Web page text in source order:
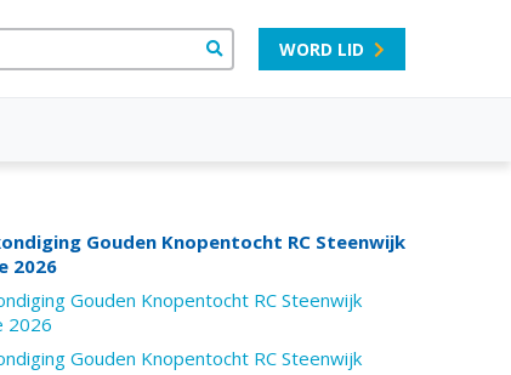
WORD LID
Gouden Knopentocht RC Steenwijk
2026
Gouden Knopentocht RC Steenwijk
2026
Gouden Knopentocht RC Steenwijk